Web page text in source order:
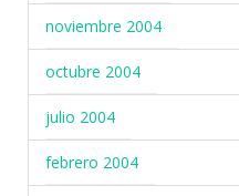
noviembre 2004
octubre 2004
julio 2004
febrero 2004